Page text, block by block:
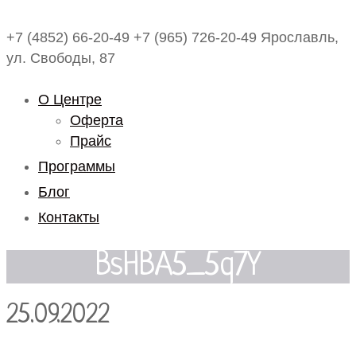
+7 (4852) 66-20-49 +7 (965) 726-20-49 Ярославль,
ул. Свободы, 87
О Центре
Оферта
Прайс
Программы
Блог
Контакты
BsHBA5_5q7Y
25.09.2022